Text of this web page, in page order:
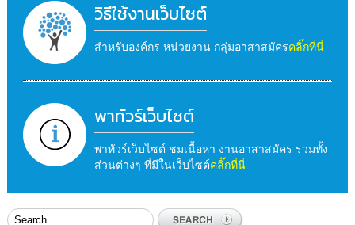
วิธีใช้งานเว็บไซต์
สำหรับองค์กร หน่วยงาน กลุ่มอาสาสมัครคลิ๊กที่นี่
พาทัวร์เว็บไซต์
พาทัวร์เว็บไซต์ ชมเนื้อหา งานอาสาสมัคร รวมทั้ง
ส่วนต่างๆ ที่มีในเว็บไซต์คลิ๊กที่นี่